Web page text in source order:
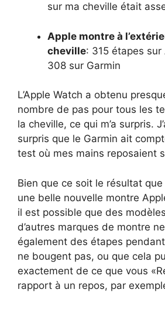
sur ma cheville était
Apple montre à
cheville: 315 étapes sur
308 sur Garmin
L’Apple Watch a obtenu
nombre de pas pour tous les
la cheville, ce qui m’a surpris.
surpris que le Garmin ait
test où mes mains reposaient
Bien que ce soit le résultat que
une belle nouvelle montre
il est possible que des
d’autres marques de montre
également des étapes
ne bougent pas, ou que cela
exactement de ce que vous
rapport à un repos, par